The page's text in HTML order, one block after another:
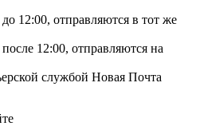
12:00, отправляются в тот же
12:00, отправляются на
службой Новая Почта